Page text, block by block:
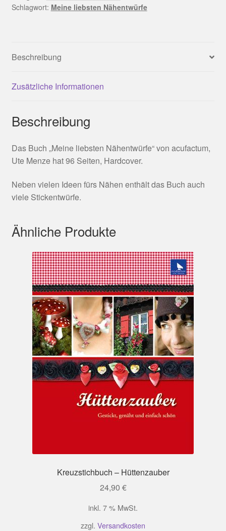
Schlagwort: Meine liebsten Nähentwürfe
Beschreibung
Zusätzliche Informationen
Beschreibung
Das Buch „Meine liebsten Nähentwürfe“ von acufactum,
Ute Menze hat 96 Seiten, Hardcover.
Neben vielen Ideen fürs Nähen enthält das Buch auch
viele Stickentwürfe.
Ähnliche Produkte
Kreuzstichbuch – Hüttenzauber
24,90 €
inkl. 7 % MwSt.
zzgl. Versandkosten